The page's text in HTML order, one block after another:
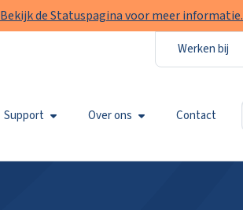
Bekijk de Statuspagina voor meer informatie.
Support Over ons Contact
Werken bij